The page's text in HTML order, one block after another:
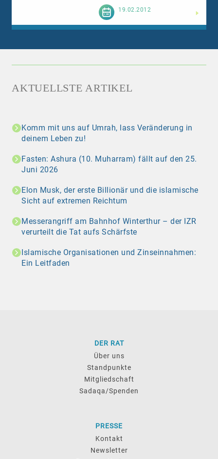
19.02.2012
AKTUELLSTE ARTIKEL
Komm mit uns auf Umrah, lass Veränderung in
deinem Leben zu!
Fasten: Ashura (10. Muharram) fällt auf den 25.
Juni 2026
Elon Musk, der erste Billionär und die islamische
Sicht auf extremen Reichtum
Messerangriff am Bahnhof Winterthur – der IZR
verurteilt die Tat aufs Schärfste
Islamische Organisationen und Zinseinnahmen:
Ein Leitfaden
DER RAT
Über uns
Standpunkte
Mitgliedschaft
Sadaqa/Spenden
PRESSE
Kontakt
Newsletter